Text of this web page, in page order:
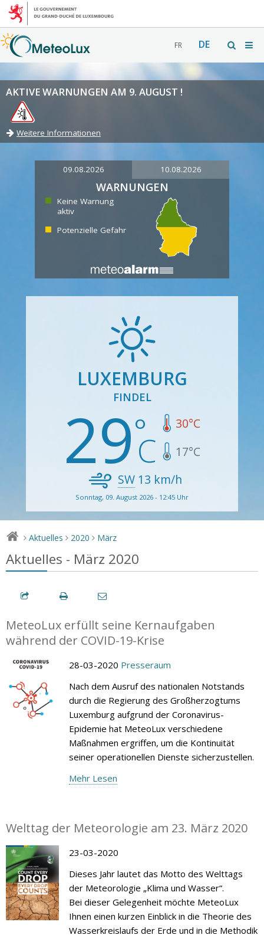
FR DE
AKTIVE WARNUNGEN AM 9. AUGUST !
Weitere Informationen
09.08.2026 10.08.2026
WARNUNGEN
Keine Warnung
aktiv
Potenzielle Gefahr
LUXEMBURG
FINDEL
29 30°C
17°C
SW13 km/h
Sonntag, 09. August 2026 - 12:45 Uhr
> Aktuelles > 2020 > März
Aktuelles - März 2020
MeteoLux erfüllt seine Kernaufgaben
während der COVID-19-Krise
28-03-2020 Presseraum
Nach dem Ausruf des nationalen Notstands
durch die Regierung des Großherzogtums
Luxemburg aufgrund der Coronavirus-
Epidemie hat MeteoLux verschiedene
Maßnahmen ergriffen, um die Kontinuität
seiner operationellen Dienste sicherzustellen.
Mehr Lesen
Welttag der Meteorologie am 23. März 2020
23-03-2020
Dieses Jahr lautet das Motto des Welttags
der Meteorologie „Klima und Wasser“.
Bei dieser Gelegenheit möchte MeteoLux
Ihnen einen kurzen Einblick in die Theorie des
Wasserkreislaufs der Erde und in die Methodik